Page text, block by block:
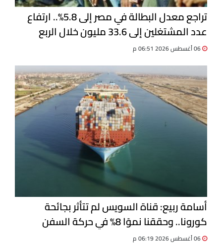
تراجع معدل البطالة في مصر إلى 5.8%.. ارتفاع
عدد المشتغلين إلى 33.6 مليون خلال الربع
الثاني 2026
أسامة ربيع: قناة السويس لم تتأثر بجائحة
كورونا.. وحققنا نموًا 8% في حركة السفن